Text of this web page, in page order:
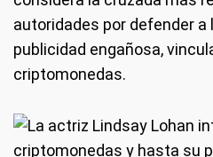
autoridades por defender
publicidad engañosa,
criptomonedas.